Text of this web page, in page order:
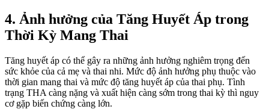
4. Ảnh hưởng của Tăng Huyết Áp trong
Thời Kỳ Mang Thai
Tăng huyết áp có thể gây ra những ảnh hưởng nghiêm trọng đến
sức khỏe của cả mẹ và thai nhi. Mức độ ảnh hưởng phụ thuộc vào
thời gian mang thai và mức độ tăng huyết áp của thai phụ. Tình
trạng THA càng nặng và xuất hiện càng sớm trong thai kỳ thì nguy
cơ gặp biến chứng càng lớn.